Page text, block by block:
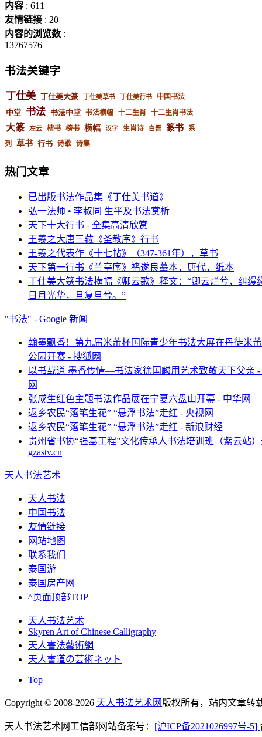
内容 : 611
友情链接 : 20
内容的浏览数 :
13767576
书法关键字
丁仕美 丁仕美大篆 丁仕美草书 丁仕美行书 中国书法
中堂 书法 书法中堂 书法横幅 十二生肖 十二生肖书法
大篆 左云 楷书 榜书 横幅 汉字 生肖诗 白晋 篆书 系
列
草书 行书 诗歌 诗集
热门文章
已出版书法作品集《丁仕美书道》
弘一法师 • 李叔同 生平及书法赏析
天下十大行书 - 全集高清欣赏
王羲之大唐三藏《圣教序》行书
王羲之代表作《十七帖》（347-361年），草书
天下第一行书《兰亭序》褚遂良摹本，唐代，纸本
丁仕美大篆书法横幅《卿云歌》释文：“卿云烂兮，纠缦
日月光华，旦复旦兮。”
"书法" - Google 新闻
翰墨飘香！第九届米芾杯国际青少年书法大展在丹徒米
公园开赛 - 搜狐网
以书载道 墨香传情—书法家徐国麟用艺术致敬天下父亲 -
网
张成生红色主题书法作品展在宁夏六盘山开幕 - 中华网
返乡农民“落笔生花” “悬浮书法”走红 - 央视网
返乡农民“落笔生花” “悬浮书法”走红 - 新浪财经
贵州省书协“强基工程”文化传承人书法培训班（紫云站
gzastv.cn
天人书法艺术
天人书法
中国书法
友情链接
网站地图
联系我们
泰国游
泰国房产网
^页面顶部TOP
天人书法艺术
Skyren Art of Chinese Calligraphy
天人書法藝術網
天人書道の芸術ネット
Top
Copyright © 2008-2026 天人书法艺术网 版权所有，站内文章转
天人书法艺术网工信部网站备案号： [沪ICP备2021026997号-5]